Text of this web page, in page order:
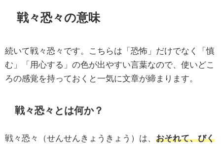
戦々恐々の意味
続いて戦々恐々です。こちらは「恐怖」だけでなく「慎
む」「用心する」の色が出やすい言葉なので、使いどこ
ろの感覚を持っておくと一気に文章が締まります。
戦々恐々とは何か？
戦々恐々（せんせんきょうきょう）は、 おそれて、びく